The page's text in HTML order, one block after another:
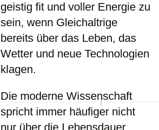
geistig fit und voller Energie zu
sein, wenn Gleichaltrige
bereits über das Leben, das
Wetter und neue Technologien
klagen.
Die moderne Wissenschaft
spricht immer häufiger nicht
nur über die Lebensdauer,